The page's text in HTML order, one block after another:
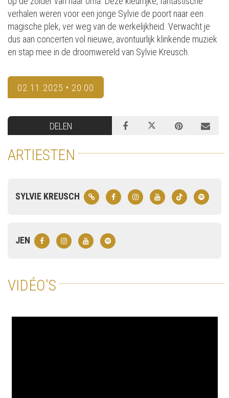
verhalen weren voor een jonge Sylvie de poort naar een
magische plek, ver weg van de werkelijkheid. Verwacht je
dus aan concerten vol nieuwe, avontuurlijk klinkende muziek
en stap mee in de droomwereld van Sylvie Kreusch.
02.11.2025 • 20:00
DELEN
ARTIESTEN
SYLVIE KREUSCH
JEN
VIDÉO'S